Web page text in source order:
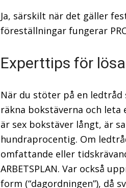
Ja, särskilt när det gäller
föreställningar fungerar
Experttips för
När du stöter på en
räkna bokstäverna och leta
är sex bokstäver långt, är
hundraprocentig. Om
omfattande eller
ARBETSPLAN. Var också
form (“dagordningen”), då